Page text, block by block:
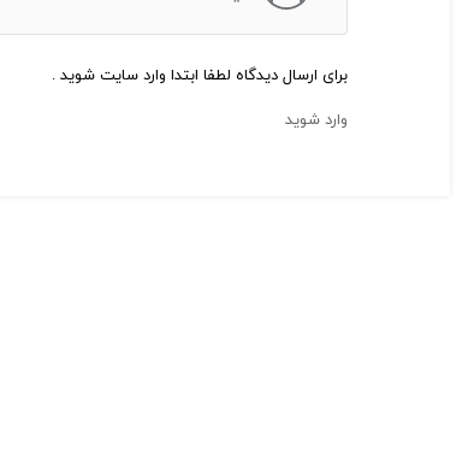
برای ارسال دیدگاه لطفا ابتدا وارد سایت شوید .
وارد شوید